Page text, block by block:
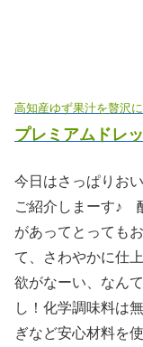
高知産ゆず果汁を贅沢
プレミアムドレ
今日はさっぱりお
ご紹介しまーす♪
があってとっても
て、さわやかに仕
欲がなーい、なん
し！化学調味料は
ぎなど安心材料を